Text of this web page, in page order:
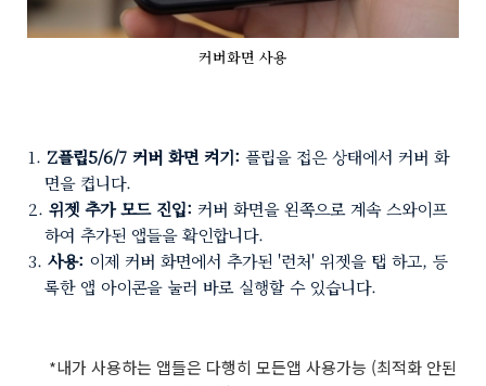
커버화면 사용
Z플립5/6/7 커버 화면 켜기: 플립을 접은 상태에서 커버 화
면을 켭니다.
위젯 추가 모드 진입: 커버 화면을 왼쪽으로 계속 스와이프
하여 추가된 앱들을 확인합니다.
사용: 이제 커버 화면에서 추가된 '런처' 위젯을 탭 하고, 등
록한 앱 아이콘을 눌러 바로 실행할 수 있습니다.
*내가 사용하는 앱들은 다행히 모든앱 사용가능 (최적화 안된